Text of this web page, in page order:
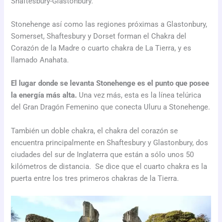
Stonehenge así como las regiones próximas a Glastonbury,
Somerset, Shaftesbury y Dorset forman el Chakra del
Corazón de la Madre o cuarto chakra de La Tierra, y es
llamado Anahata.
El lugar donde se levanta Stonehenge es el punto que posee
la energía más alta. Una vez más, esta es la línea telúrica
del Gran Dragón Femenino que conecta Uluru a Stonehenge.
También un doble chakra, el chakra del corazón se
encuentra principalmente en Shaftesbury y Glastonbury, dos
ciudades del sur de Inglaterra que están a sólo unos 50
kilómetros de distancia. Se dice que el cuarto chakra es la
puerta entre los tres primeros chakras de la Tierra.